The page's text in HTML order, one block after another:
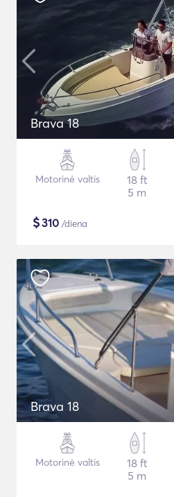
Brava 18
Motorinė valtis
18 ft
5 m
$310 /diena
Brava 18
Motorinė valtis
18 ft
5 m